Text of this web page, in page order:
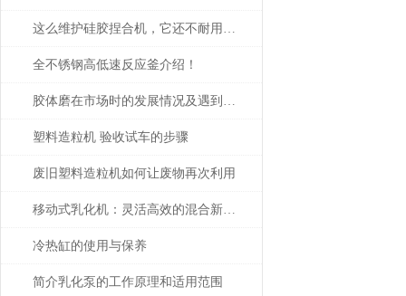
这么维护硅胶捏合机，它还不耐用你找我
全不锈钢高低速反应釜介绍！
胶体磨在市场时的发展情况及遇到的问题
塑料造粒机 验收试车的步骤
废旧塑料造粒机如何让废物再次利用
移动式乳化机：灵活高效的混合新选择
冷热缸的使用与保养
简介乳化泵的工作原理和适用范围